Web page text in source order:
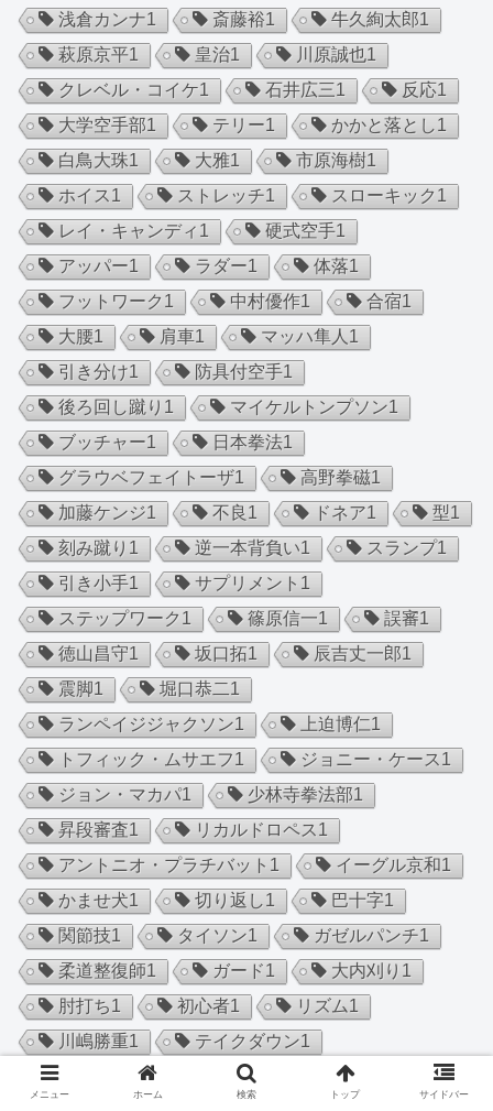
浅倉カンナ1 斎藤裕1 牛久絢太郎1
萩原京平1 皇治1 川原誠也1
クレベル・コイケ1 石井広三1 反応1
大学空手部1 テリー1 かかと落とし1
白鳥大珠1 大雅1 市原海樹1
ホイス1 ストレッチ1 スローキック1
レイ・キャンディ 1 硬式空手1
アッパー1 ラダー1 体落1
フットワーク1 中村優作1 合宿1
大腰1 肩車1 マッハ隼人 1
引き分け1 防具付空手1
後ろ回し蹴り 1 マイケルトンプソン1
ブッチャー1 日本拳法1
グラウベフェイトーザ1 高野拳磁1
加藤ケンジ1 不良 1 ドネア1 型1
刻み蹴り 1 逆一本背負い1 スランプ1
引き小手1 サプリメント 1
ステップワーク1 篠原信一1 誤審1
徳山昌守1 坂口拓1 辰吉丈一郎1
震脚1 堀口恭二1
ランペイジジャクソン1 上迫博仁1
トフィック・ムサエフ1 ジョニー・ケース1
ジョン・マカパ1 少林寺拳法部1
昇段審査1 リカルドロペス1
アントニオ・プラチバット 1 イーグル京和1
かませ犬1 切り返し1 巴十字1
関節技1 タイソン1 ガゼルパンチ1
柔道整復師1 ガード1 大内刈り 1
肘打ち1 初心者1 リズム1
川嶋勝重1 テイクダウン1
ボブチャンチン
ナジームハメド
メニュー ホーム 検索 トップ サイドバー